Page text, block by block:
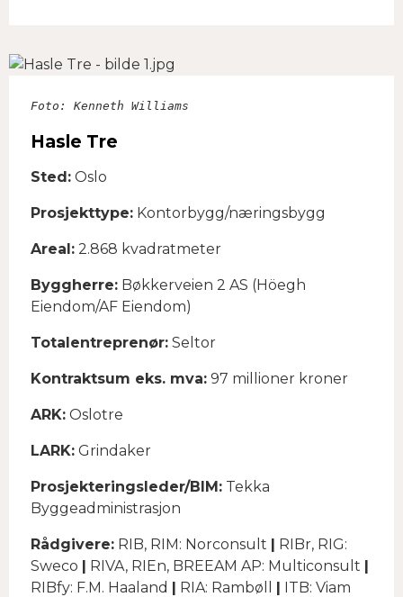
Foto: Kenneth Williams
Hasle Tre
​​​​​​​Sted: Oslo
Prosjekttype: Kontorbygg/næringsbygg
Areal: 2.868 kvadratmeter
Byggherre: Bøkkerveien 2 AS (Höegh
Eiendom/AF Eiendom)
Totalentreprenør: Seltor
Kontraktsum eks. mva: 97 millioner kroner
ARK: Oslotre
LARK: Grindaker
Prosjekteringsleder/BIM: Tekka
Byggeadministrasjon
Rådgivere: RIB, RIM: Norconsult
RIBr, RIG:
Sweco
RIVA, RIEn, BREEAM AP: Multiconsult
RIBfy: F.M. Haaland
RIA: Rambøll ITB: Viam